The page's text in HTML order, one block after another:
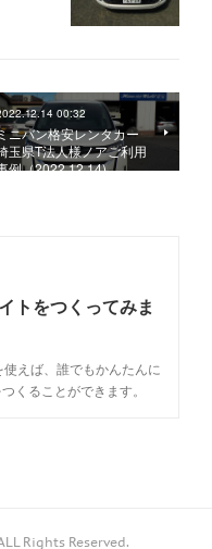
00:32
ニバン格安レンタカー
玉県T法人様ノアご利用
例（2022.12.14)
トをつくってみま
えば、誰でもかんたんに
くることができます。
Rights Reserved.